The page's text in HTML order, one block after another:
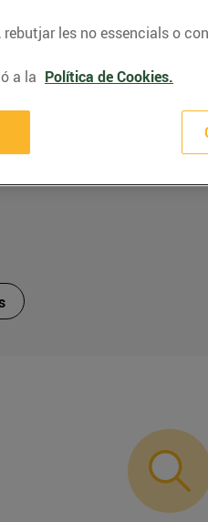
les no essencials o
a la Política de Cookies.